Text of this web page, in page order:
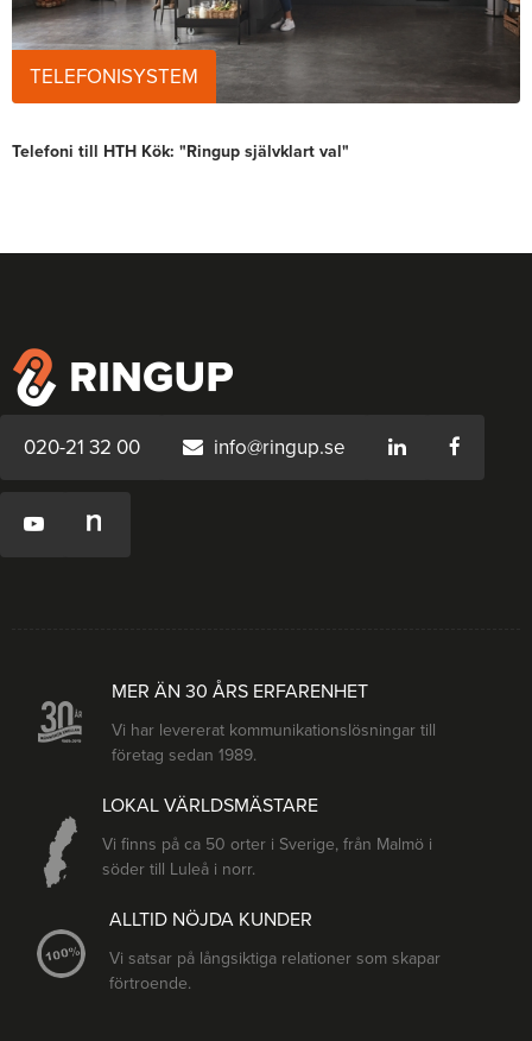
TELEFONISYSTEM
Telefoni till HTH Kök: "Ringup självklart val"
020-21 32 00 info@ringup.se
MER ÄN 30 ÅRS ERFARENHET
Vi har levererat kommunikationslösningar till
företag sedan 1989.
LOKAL VÄRLDSMÄSTARE
Vi finns på ca 50 orter i Sverige, från Malmö i
söder till Luleå i norr.
ALLTID NÖJDA KUNDER
Vi satsar på långsiktiga relationer som skapar
förtroende.